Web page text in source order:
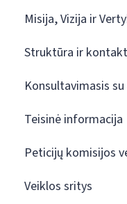
Misija, Vizija ir
Struktūra ir
Konsultavimasis
Teisinė informacija
Peticijų komisijos
Veiklos sritys